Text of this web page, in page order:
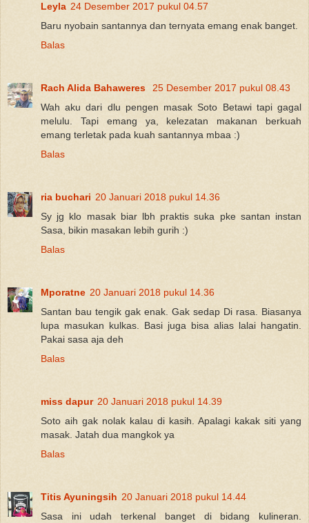
Leyla 24 Desember 2017 pukul 04.57
Baru nyobain santannya dan ternyata emang enak banget.
Balas
Rach Alida Bahaweres
25 Desember 2017 pukul 08.43
Wah aku dari dlu pengen masak Soto Betawi tapi gagal
melulu. Tapi emang ya, kelezatan makanan berkuah
emang terletak pada kuah santannya mbaa :)
Balas
ria buchari 20 Januari 2018 pukul 14.36
Sy jg klo masak biar lbh praktis suka pke santan instan
Sasa, bikin masakan lebih gurih :)
Balas
Mporatne 20 Januari 2018 pukul 14.36
Santan bau tengik gak enak. Gak sedap Di rasa. Biasanya
lupa masukan kulkas. Basi juga bisa alias lalai hangatin.
Pakai sasa aja deh
Balas
miss dapur 20 Januari 2018 pukul 14.39
Soto aih gak nolak kalau di kasih. Apalagi kakak siti yang
masak. Jatah dua mangkok ya
Balas
Titis Ayuningsih 20 Januari 2018 pukul 14.44
Sasa ini udah terkenal banget di bidang kulineran.